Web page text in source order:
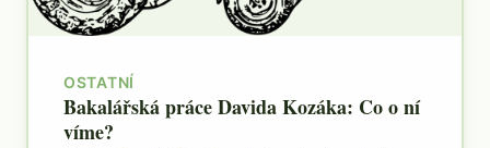
OSTATNÍ
Bakalářská práce Davida Kozáka: Co o ní
víme?